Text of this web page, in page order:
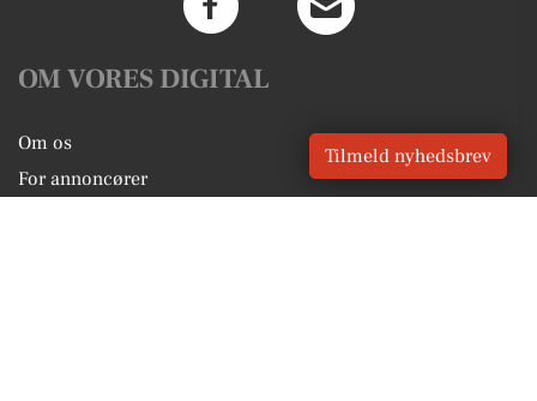
OM VORES DIGITAL
Om os
For annoncører
Tilmeld nyhedsbrev